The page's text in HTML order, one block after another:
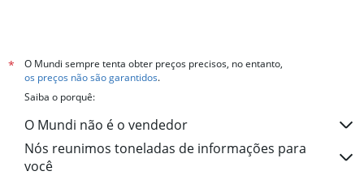
*
O Mundi sempre tenta obter preços precisos, no entanto,
os preços não são garantidos.
Saiba o porquê:
O Mundi não é o vendedor
Nós reunimos toneladas de informações para
você